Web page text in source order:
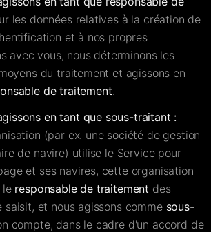
les données relatives à la création de
et à nos propres
avec vous, nous déterminons les
du traitement et agissons en
de traitement.
en tant que sous-traitant :
(par ex. une société de gestion
de navire) utilise le Service pour
et ses navires, cette organisation
le responsable de traitement des
saisit, et nous agissons comme sous-
compte, dans le cadre d'un accord de